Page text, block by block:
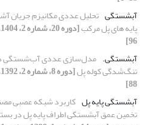
آبشستگی تحلیل عددی مکانیزم جریان
پایه های پل مرکب
96]
آبشستگی.‬‬‬‬‬‬‬‬‬‬‬‬‬‬ ﻣﺪل‌ﺳﺎزی ﻋﺪدی آبﺷﺴﺘﮕﯽ
ﺗﻨﮓﺷﺪﮔﯽ ﮐﻮﻟﻪ ﭘﻞ
88]
آبشستگی پایه پل کاربرد شبکه عصبی
تخمین عمق آبشستگی اطراف پایه پل در